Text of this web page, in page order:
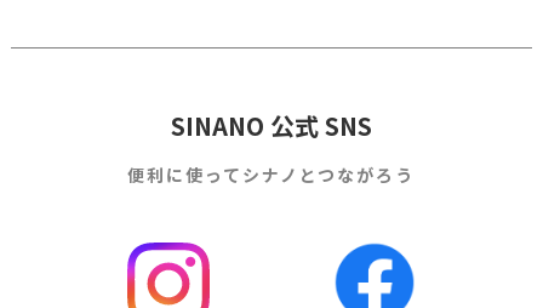
SINANO 公式 SNS
便利に使って シナノとつながろう